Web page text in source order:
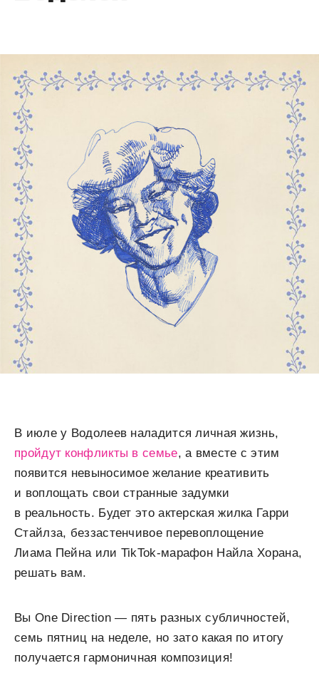
В июле у Водолеев наладится личная жизнь,
пройдут конфликты в семье, а вместе с этим
появится невыносимое желание креативить
и воплощать свои странные задумки
в реальность. Будет это актерская жилка Гарри
Стайлза, беззастенчивое перевоплощение
Лиама Пейна или TikTok-марафон Найла Хорана,
решать вам.
Вы One Direction — пять разных субличностей,
семь пятниц на неделе, но зато какая по итогу
получается гармоничная композиция!